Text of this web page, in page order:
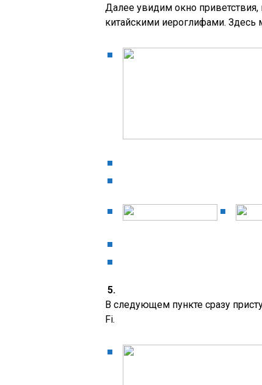
Далее увидим окно приветствия,
китайскими иероглифами. Здесь
5.
В следующем пункте сразу
Fi.